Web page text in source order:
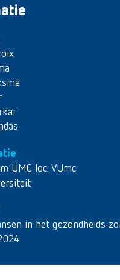
UMC loc. VUmc
in het gezondheids